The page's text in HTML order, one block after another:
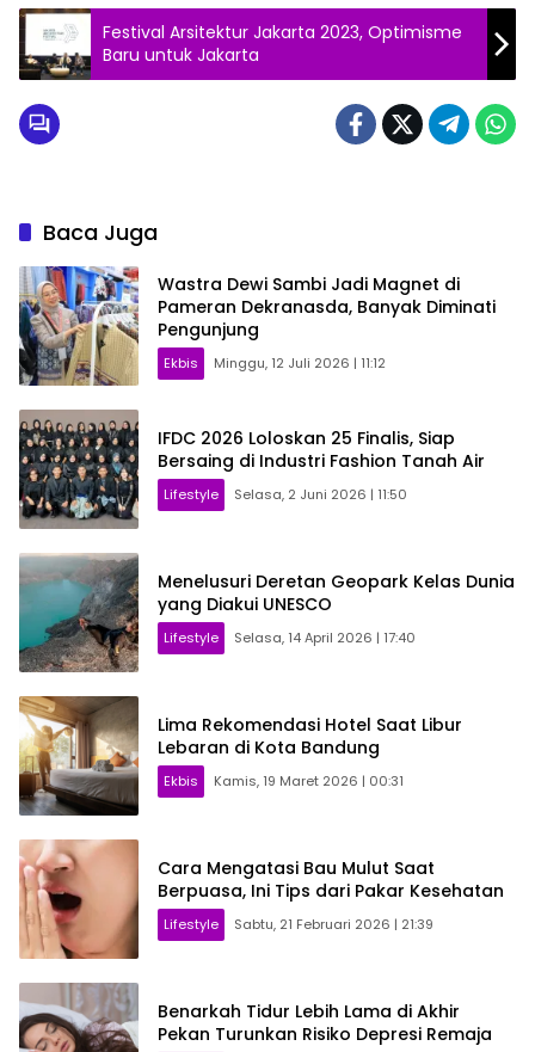
Festival Arsitektur Jakarta 2023, Optimisme
Baru untuk Jakarta
Baca Juga
Wastra Dewi Sambi Jadi Magnet di
Pameran Dekranasda, Banyak Diminati
Pengunjung
Ekbis Minggu, 12 Juli 2026 | 11:12
IFDC 2026 Loloskan 25 Finalis, Siap
Bersaing di Industri Fashion Tanah Air
Lifestyle Selasa, 2 Juni 2026 | 11:50
Menelusuri Deretan Geopark Kelas Dunia
yang Diakui UNESCO
Lifestyle Selasa, 14 April 2026 | 17:40
Lima Rekomendasi Hotel Saat Libur
Lebaran di Kota Bandung
Ekbis Kamis, 19 Maret 2026 | 00:31
Cara Mengatasi Bau Mulut Saat
Berpuasa, Ini Tips dari Pakar Kesehatan
Lifestyle Sabtu, 21 Februari 2026 | 21:39
Benarkah Tidur Lebih Lama di Akhir
Pekan Turunkan Risiko Depresi Remaja